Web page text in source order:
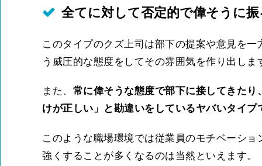
全てに対して否定的で偉そうに
このタイプのクズ上司は部下の提案や意見を
う威圧的な態度をしてその雰囲気を作り出しま
また、 常に偉そうな態度で部下に接してきた
けが正しい」と勘違いをしているヤバいタイプ
このような職場環境では従業員のモチベーシ
強くすることが多くなるのは当然といえます。